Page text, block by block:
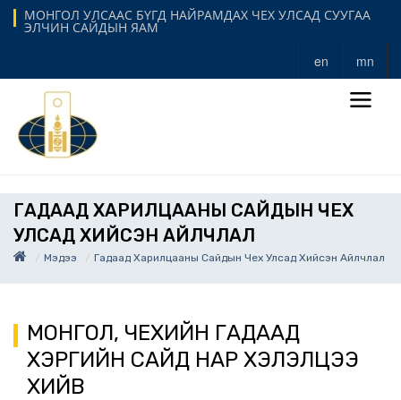
МОНГОЛ УЛСААС БҮГД НАЙРАМДАХ ЧЕХ УЛСАД СУУГАА
ЭЛЧИН САЙДЫН ЯАМ
en mn
ГАДААД ХАРИЛЦААНЫ САЙДЫН ЧЕХ
УЛСАД ХИЙСЭН АЙЛЧЛАЛ
Мэдээ Гадаад Харилцааны Сайдын Чех Улсад Хийсэн Айлчлал
МОНГОЛ, ЧЕХИЙН ГАДААД
ХЭРГИЙН САЙД НАР ХЭЛЭЛЦЭЭ
ХИЙВ